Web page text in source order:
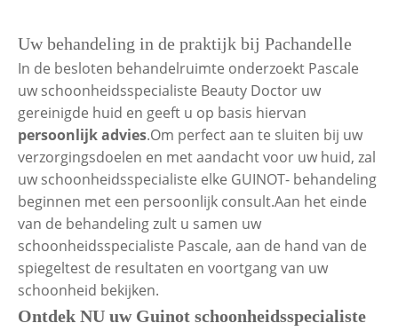
Uw behandeling in de praktijk bij Pachandelle
In de besloten behandelruimte onderzoekt Pascale
uw schoonheidsspecialiste Beauty Doctor uw
gereinigde huid en geeft u op basis hiervan
persoonlijkadvies.Om perfect aan te sluiten bij uw
verzorgingsdoelen en met aandacht voor uw huid, zal
uw schoonheidsspecialiste elke GUINOT- behandeling
beginnen met een persoonlijk consult.Aan het einde
van de behandeling zult u samen uw
schoonheidsspecialiste Pascale, aan de hand van de
spiegeltest de resultaten en voortgang van uw
schoonheid bekijken.
Ontdek NU uw Guinot schoonheidsspecialiste